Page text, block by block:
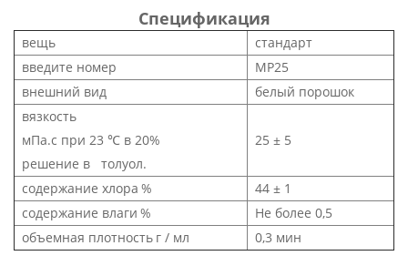
Спецификация
вещь
стандарт
введите номер
MP25
внешний вид
белый порошок
вязкость
мПа.с при 23 ℃ в 20%
решение в толуол.
25 ± 5
содержание хлора %
44 ± 1
содержание влаги %
Не более 0,5
объемная плотность г / мл 0,3 мин